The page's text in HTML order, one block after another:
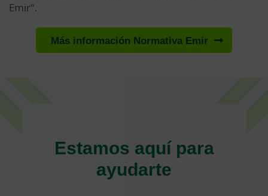
Emir".
Más información Normativa Emir
Estamos aquí para
ayudarte